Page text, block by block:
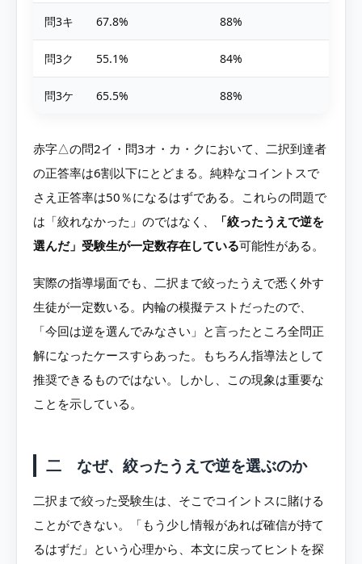
問3キ 67.8% 88%
問3ク 55.1% 84%
問3ケ 65.5% 88%
赤字△の問2イ・問3オ・カ・クにおいて、二択到達者
の正答率は6割以下にとどまる。純粋なコイントスで
さえ正答率は50％になるはずである。これらの問題で
は「絞れなかった」のではなく、
「絞ったうえで逆を
選んだ」受験生が一定数存在している可能性がある。
実際の指導場面でも、二択まで絞ったうえで悉く外す
生徒が一定数いる。内輪の模擬テストだったので、
「今回は逆を選んでみなさい」と言ったところ全問正
解になったケースすらあった。もちろん指導法として
推奨できるものではない。しかし、この現象は重要な
ことを示している。
二 なぜ、絞ったうえで逆を選ぶのか
二択まで絞った受験生は、そこでコイントスに賭ける
ことができない。「もう少し情報があれば確信が持て
るはずだ」という心理から、本文に戻ってヒントを探